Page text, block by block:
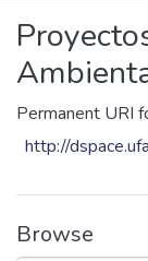
Communities
&
All of DSpace
Statistics
Log
In (current)
Permanent URI
http://
Browse